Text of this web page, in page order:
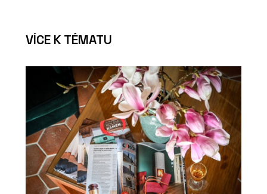
VÍCE K TÉMATU